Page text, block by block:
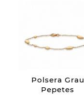
Polsera Grau
Pepetes